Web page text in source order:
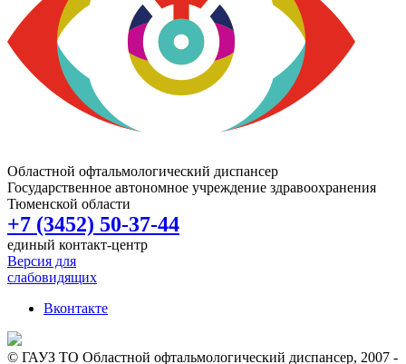
Областной офтальмологический диспансер
Государственное автономное учреждение здравоохранения
Тюменской области
+7 (3452) 50-37-44
единый контакт-центр
Версия для
слабовидящих
Вконтакте
© ГАУЗ ТО Областной офтальмологический диспансер, 2007 -